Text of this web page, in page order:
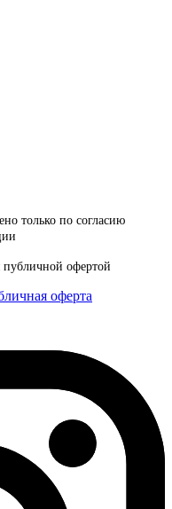
только по согласию
публичной офертой
оферта